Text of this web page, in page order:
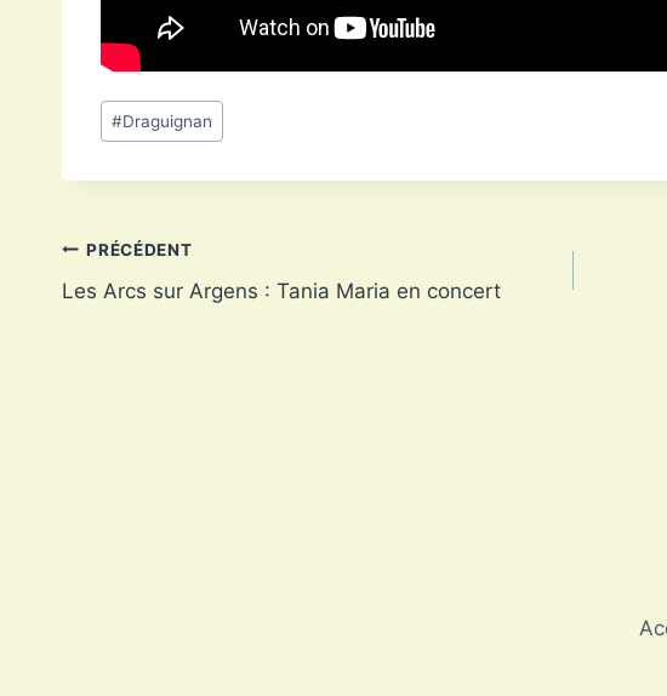
Étiquettes
de
#Draguignan
Navigation
de
PRÉCÉDENT
Les Arcs sur Argens : Tania Maria en concert